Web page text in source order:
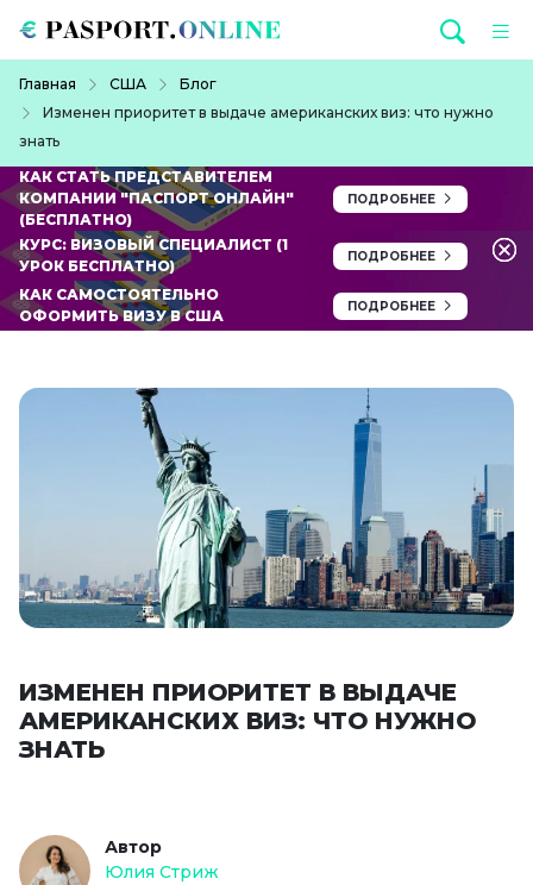
Главная США
Блог
Изменен приоритет в выдаче американских виз: что нужно
знать
КАК СТАТЬ ПРЕДСТАВИТЕЛЕМ
КОМПАНИИ "ПАСПОРТ ОНЛАЙН"
(БЕСПЛАТНО)
ПОДРОБНЕЕ
КУРС: ВИЗОВЫЙ СПЕЦИАЛИСТ (1
УРОК БЕСПЛАТНО)
ПОДРОБНЕЕ
КАК САМОСТОЯТЕЛЬНО
ОФОРМИТЬ ВИЗУ В США
ПОДРОБНЕЕ
ИЗМЕНЕН ПРИОРИТЕТ В ВЫДАЧЕ
АМЕРИКАНСКИХ ВИЗ: ЧТО НУЖНО
ЗНАТЬ
Автор
Юлия Стриж